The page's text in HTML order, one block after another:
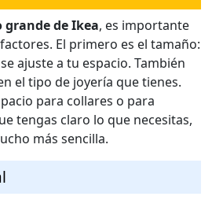
grande de Ikea, es importante
El primero es el tamaño:
ajuste a tu espacio. También
el tipo de joyería que tienes.
para collares o para
tengas claro lo que necesitas,
más sencilla.